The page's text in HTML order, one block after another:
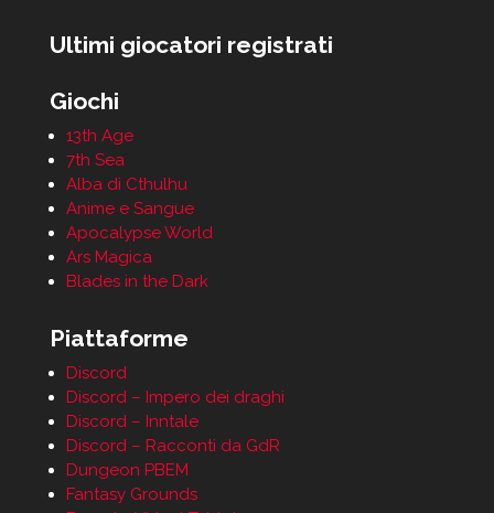
Ultimi giocatori registrati
Giochi
13th Age
7th Sea
Alba di Cthulhu
Anime e Sangue
Apocalypse World
Ars Magica
Blades in the Dark
Piattaforme
Discord
Discord – Impero dei draghi
Discord – Inntale
Discord – Racconti da GdR
Dungeon PBEM
Fantasy Grounds